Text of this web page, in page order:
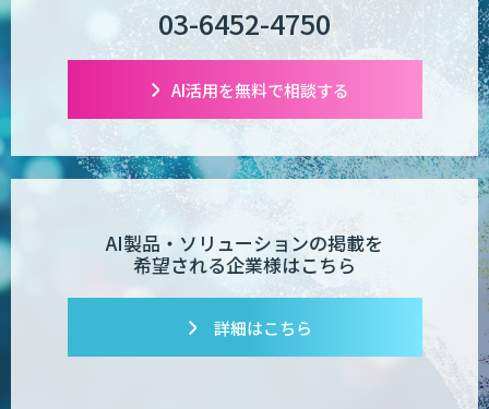
【営業特化】AIエージェント構築サービ
ス
TIGEREYE AGENT
03-6452-4750
AI活用を無料で相談する
AI製品・ソリューションの掲載を
希望される企業様はこちら
詳細はこちら